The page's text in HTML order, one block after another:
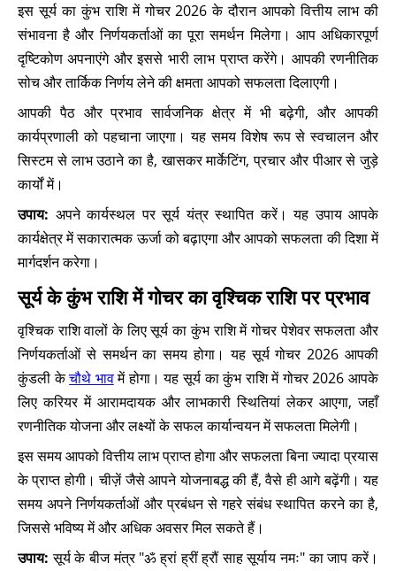
इस सूर्य का कुंभ राशि में गोचर 2026 के दौरान आपको वित्तीय लाभ की
संभावना है और निर्णयकर्ताओं का पूरा समर्थन मिलेगा। आप अधिकारपूर्ण
दृष्टिकोण अपनाएंगे और इससे भारी लाभ प्राप्त करेंगे। आपकी रणनीतिक
सोच और तार्किक निर्णय लेने की क्षमता आपको सफलता दिलाएगी।
आपकी पैठ और प्रभाव सार्वजनिक क्षेत्र में भी बढ़ेगी, और आपकी
कार्यप्रणाली को पहचाना जाएगा। यह समय विशेष रूप से स्वचालन और
सिस्टम से लाभ उठाने का है, खासकर मार्केटिंग, प्रचार और पीआर से जुड़े
कार्यों में।
उपाय: अपने कार्यस्थल पर सूर्य यंत्र स्थापित करें। यह उपाय आपके
कार्यक्षेत्र में सकारात्मक ऊर्जा को बढ़ाएगा और आपको सफलता की दिशा में
मार्गदर्शन करेगा।
सूर्य के कुंभ राशि में गोचर का वृश्चिक राशि पर प्रभाव
वृश्चिक राशि वालों के लिए सूर्य का कुंभ राशि में गोचर पेशेवर सफलता और
निर्णयकर्ताओं से समर्थन का समय होगा। यह सूर्य गोचर 2026 आपकी
कुंडली केचौथे भावमें होगा। यह सूर्य का कुंभ राशि में गोचर 2026 आपके
लिए करियर में आरामदायक और लाभकारी स्थितियां लेकर आएगा, जहाँ
रणनीतिक योजना और लक्ष्यों के सफल कार्यान्वयन में सफलता मिलेगी।
इस समय आपको वित्तीय लाभ प्राप्त होगा और सफलता बिना ज्यादा प्रयास
के प्राप्त होगी। चीज़ें जैसे आपने योजनाबद्ध की हैं, वैसे ही आगे बढ़ेंगी। यह
समय अपने निर्णयकर्ताओं और प्रबंधन से गहरे संबंध स्थापित करने का है,
जिससे भविष्य में और अधिक अवसर मिल सकते हैं।
उपाय:सूर्य के बीज मंत्र "ॐ ह्रां ह्रीं ह्रौं साह सूर्याय नमः" का जाप करें।